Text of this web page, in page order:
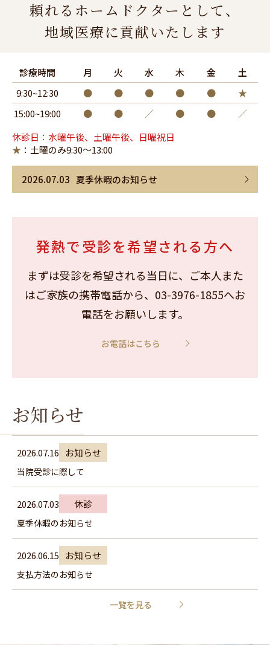
頼れるホームドクターとして、
地域医療に貢献いたします
診療時間 月 火 水 木 金
土
9:30~12:30
● ● ● ● ●
★
15:00~19:00
● ● ／ ● ●
／
休診日：水曜午後、土曜午後、日曜祝日
★ ：土曜のみ9:30～13:00
2026.07.03 夏季休暇のお知らせ
発熱で受診を希望される方へ
まずは受診を希望される当日に、ご本人また
はご家族の携帯電話から、 03-3976-1855へお
電話をお願いします。
お電話はこちら
お知らせ
2026.07.16 お知らせ
当院受診に際して
2026.07.03 休診
夏季休暇のお知らせ
2026.06.15 お知らせ
支払方法のお知らせ
一覧を見る